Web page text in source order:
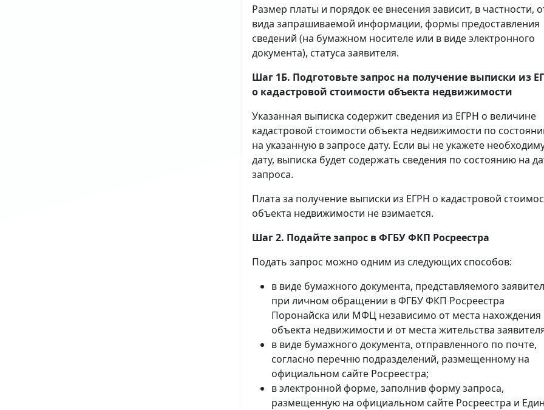
Размер платы и порядок ее внесения зависит, в частности,
вида запрашиваемой информации, формы предоставления
сведений (на бумажном носителе или в виде электронного
документа), статуса заявителя.
Шаг 1Б. Подготовьте запрос на получение выписки из
о кадастровой стоимости объекта недвижимости
Указанная выписка содержит сведения из ЕГРН о величине
кадастровой стоимости объекта недвижимости по
на указанную в запросе дату. Если вы не укажете
дату, выписка будет содержать сведения по состоянию на
запроса.
Плата за получение выписки из ЕГРН о кадастровой
объекта недвижимости не взимается.
Шаг 2. Подайте запрос в ФГБУ ФКП Росреестра
Подать запрос можно одним из следующих способов:
в виде бумажного документа, представляемого
при личном обращении в ФГБУ ФКП Росреестра
Поронайска или МФЦ независимо от места нахождения
объекта недвижимости и от места жительства
в виде бумажного документа, отправленного по почте,
согласно перечню подразделений, размещенному на
официальном сайте Росреестра;
в электронной форме, заполнив форму запроса,
размещенную на официальном сайте Росреестра и